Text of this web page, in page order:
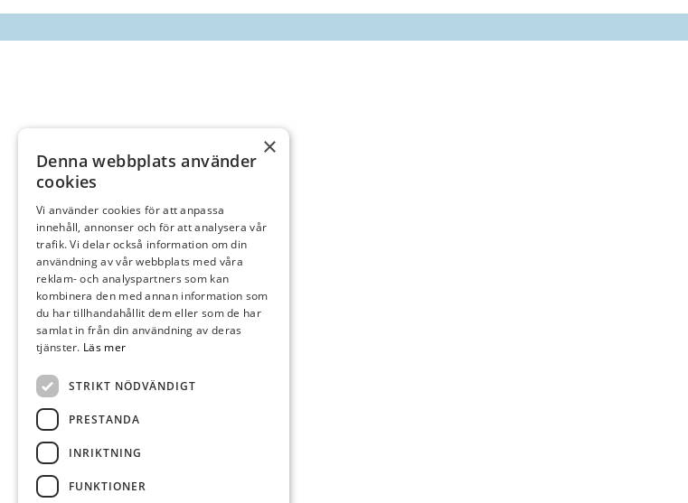
×
Denna webbplats använder
cookies
Vi använder cookies för att anpassa
innehåll, annonser och för att analysera vår
trafik. Vi delar också information om din
användning av vår webbplats med våra
reklam- och analyspartners som kan
kombinera den med annan information som
du har tillhandahållit dem eller som de har
samlat in från din användning av deras
tjänster. Läs mer
STRIKT NÖDVÄNDIGT
PRESTANDA
INRIKTNING
FUNKTIONER